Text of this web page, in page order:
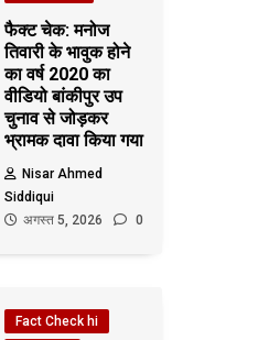
फैक्ट चेक: मनोज
तिवारी के भावुक होने
का वर्ष 2020 का
वीडियो बांकीपुर उप
चुनाव से जोड़कर
भ्रामक दावा किया गया
Nisar Ahmed
Siddiqui
अगस्त 5, 2026
0
Fact Check hi